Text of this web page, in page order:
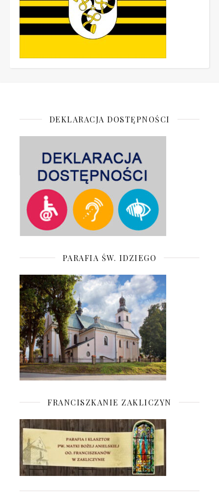
DEKLARACJA DOSTĘPNOŚCI
PARAFIA ŚW. IDZIEGO
FRANCISZKANIE ZAKLICZYN